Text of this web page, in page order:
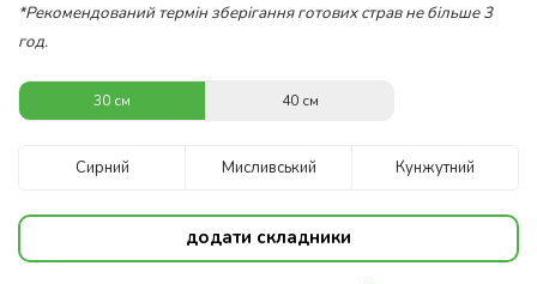
*Рекомендований термін зберігання готових страв не більше 3
год.
30 см 40 см
Сирний Мисливський Кунжутний
додати складники